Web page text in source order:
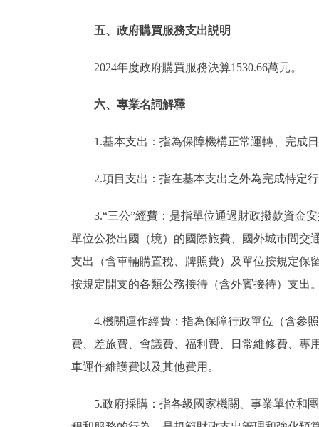
五、政府購買服務支出説明
2024年度政府購買服務決算1530.66萬元。
六、專業名詞解釋
1.基本支出：指為保障機構正常運轉、完成
2.項目支出：指在基本支出之外為完成特定
3.“三公”經費：是指單位通過財政撥款資金
單位公務出國（境）的國際旅費、國外城市間交
支出（含車輛購置稅、牌照費）及單位按規定保
按規定開支的各類公務接待（含外賓接待）支出
4.機關運作經費：指為保障行政單位（含參
費、差旅費、會議費、福利費、日常維修費、專
車運作維護費以及其他費用。
5.政府採購：指各級國家機關、事業單位和